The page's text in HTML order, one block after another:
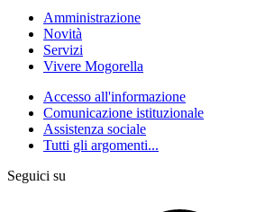
Amministrazione
Novità
Servizi
Vivere Mogorella
Accesso all'informazione
Comunicazione istituzionale
Assistenza sociale
Tutti gli argomenti...
Seguici su